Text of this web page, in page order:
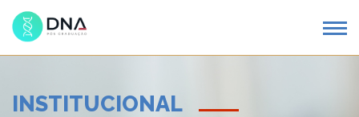
INSTITUCIONAL